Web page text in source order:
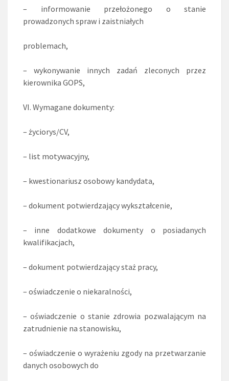
– informowanie przełożonego o stanie
prowadzonych spraw i zaistniałych
problemach,
– wykonywanie innych zadań zleconych przez
kierownika GOPS,
VI. Wymagane dokumenty:
– życiorys/CV,
– list motywacyjny,
– kwestionariusz osobowy kandydata,
– dokument potwierdzający wykształcenie,
– inne dodatkowe dokumenty o posiadanych
kwalifikacjach,
– dokument potwierdzający staż pracy,
– oświadczenie o niekaralności,
– oświadczenie o stanie zdrowia pozwalającym na
zatrudnienie na stanowisku,
– oświadczenie o wyrażeniu zgody na przetwarzanie
danych osobowych do